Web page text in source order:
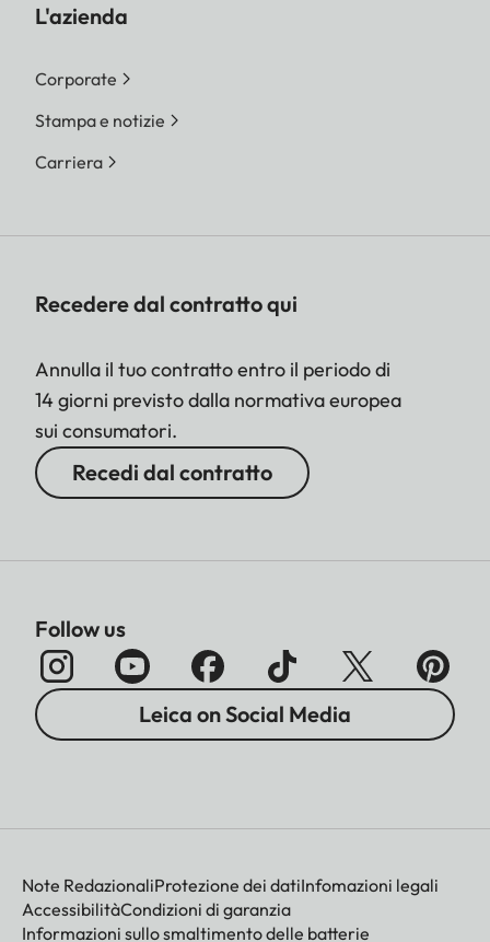
L'azienda
Corporate
Stampa e notizie
Carriera
Recedere dal contratto qui
Annulla il tuo contratto entro il periodo di
14 giorni previsto dalla normativa europea
sui consumatori.
Recedi dal contratto
Follow us
Leica on Social Media
Note RedazionaliProtezione dei datiInfomazioni legali
AccessibilitàCondizioni di garanzia
Informazioni sullo smaltimento delle batterie